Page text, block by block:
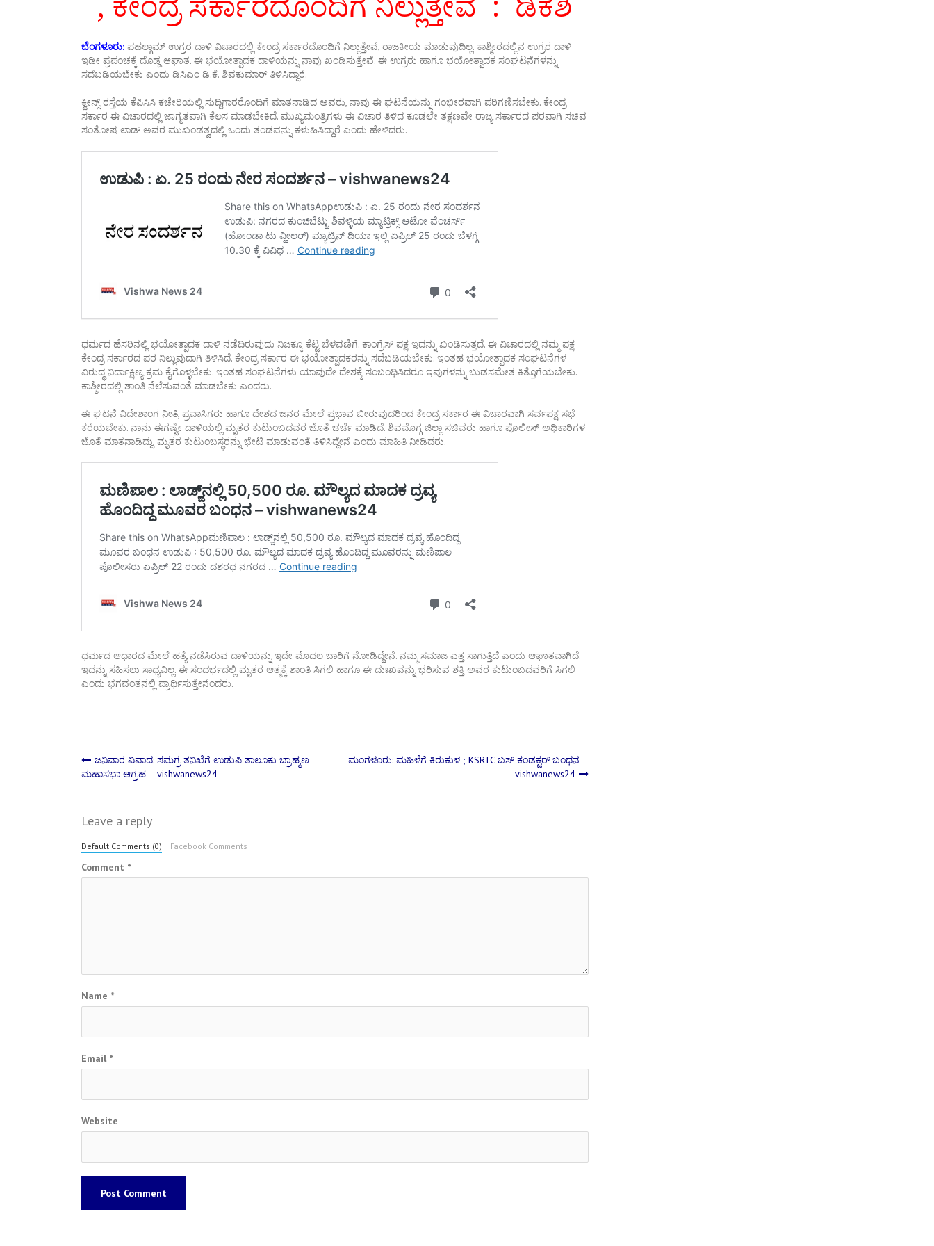
ಬೆಂಗಳೂರು: ಪಹಲ್ಗಾಮ್ ಉಗ್ರರ ದಾಳಿ ವಿಚಾರದಲ್ಲಿ ಕೇಂದ್ರ ಸರ್ಕಾರದೊಂದಿಗೆ ನಿಲ್ಲುತ್ತೇವೆ, ರಾಜಕೀಯ ಮಾಡುವುದಿಲ್ಲ. ಕಾಶ್ಮೀರದಲ್ಲಿನ ಉಗ್ರರ ದಾಳಿ
ಇಡೀ ಪ್ರಪಂಚಕ್ಕೆ ದೊಡ್ಡ ಆಘಾತ. ಈ ಭಯೋತ್ಪಾದಕ ದಾಳಿಯನ್ನು ನಾವು ಖಂಡಿಸುತ್ತೇವೆ. ಈ ಉಗ್ರರು ಹಾಗೂ ಭಯೋತ್ಪಾದಕ ಸಂಘಟನೆಗಳನ್ನು
ಸದೆಬಡಿಯಬೇಕು ಎಂದು ಡಿಸಿಎಂ ಡಿ.ಕೆ. ಶಿವಕುಮಾರ್ ತಿಳಿಸಿದ್ದಾರೆ.
ಕ್ವೀನ್ಸ್ ರಸ್ತೆಯ ಕೆಪಿಸಿಸಿ ಕಚೇರಿಯಲ್ಲಿ ಸುದ್ದಿಗಾರರೊಂದಿಗೆ ಮಾತನಾಡಿದ ಅವರು, ನಾವು ಈ ಘಟನೆಯನ್ನು ಗಂಭೀರವಾಗಿ ಪರಿಗಣಿಸಬೇಕು. ಕೇಂದ್ರ
ಸರ್ಕಾರ ಈ ವಿಚಾರದಲ್ಲಿ ಜಾಗೃತವಾಗಿ ಕೆಲಸ ಮಾಡಬೇಕಿದೆ. ಮುಖ್ಯಮಂತ್ರಿಗಳು ಈ ವಿಚಾರ ತಿಳಿದ ಕೂಡಲೇ ತಕ್ಷಣವೇ ರಾಜ್ಯ ಸರ್ಕಾರದ ಪರವಾಗಿ ಸಚಿವ
ಸಂತೋಷ ಲಾಡ್ ಅವರ ಮುಖಂಡತ್ವದಲ್ಲಿ ಒಂದು ತಂಡವನ್ನು ಕಳುಹಿಸಿದ್ದಾರೆ ಎಂದು ಹೇಳಿದರು.
ಧರ್ಮದ ಹೆಸರಿನಲ್ಲಿ ಭಯೋತ್ಪಾದಕ ದಾಳಿ ನಡೆದಿರುವುದು ನಿಜಕ್ಕೂ ಕೆಟ್ಟ ಬೆಳವಣಿಗೆ. ಕಾಂಗ್ರೆಸ್ ಪಕ್ಷ ಇದನ್ನು ಖಂಡಿಸುತ್ತದೆ. ಈ ವಿಚಾರದಲ್ಲಿ ನಮ್ಮ ಪಕ್ಷ
ಕೇಂದ್ರ ಸರ್ಕಾರದ ಪರ ನಿಲ್ಲುವುದಾಗಿ ತಿಳಿಸಿದೆ. ಕೇಂದ್ರ ಸರ್ಕಾರ ಈ ಭಯೋತ್ಪಾದಕರನ್ನು ಸದೆಬಡಿಯಬೇಕು. ಇಂತಹ ಭಯೋತ್ಪಾದಕ ಸಂಘಟನೆಗಳ
ವಿರುದ್ಧ ನಿರ್ದಾಕ್ಷಿಣ್ಯ ಕ್ರಮ ಕೈಗೊಳ್ಳಬೇಕು. ಇಂತಹ ಸಂಘಟನೆಗಳು ಯಾವುದೇ ದೇಶಕ್ಕೆ ಸಂಬಂಧಿಸಿದರೂ ಇವುಗಳನ್ನು ಬುಡಸಮೇತ ಕಿತ್ತೊಗೆಯಬೇಕು.
ಕಾಶ್ಮೀರದಲ್ಲಿ ಶಾಂತಿ ನೆಲೆಸುವಂತೆ ಮಾಡಬೇಕು ಎಂದರು.
ಈ ಘಟನೆ ವಿದೇಶಾಂಗ ನೀತಿ, ಪ್ರವಾಸಿಗರು ಹಾಗೂ ದೇಶದ ಜನರ ಮೇಲೆ ಪ್ರಭಾವ ಬೀರುವುದರಿಂದ ಕೇಂದ್ರ ಸರ್ಕಾರ ಈ ವಿಚಾರವಾಗಿ ಸರ್ವಪಕ್ಷ ಸಭೆ
ಕರೆಯಬೇಕು. ನಾನು ಈಗಷ್ಟೇ ದಾಳಿಯಲ್ಲಿ ಮೃತರ ಕುಟುಂಬದವರ ಜೊತೆ ಚರ್ಚೆ ಮಾಡಿದೆ. ಶಿವಮೊಗ್ಗ ಜಿಲ್ಲಾ ಸಚಿವರು ಹಾಗೂ ಪೊಲೀಸ್ ಅಧಿಕಾರಿಗಳ
ಜೊತೆ ಮಾತನಾಡಿದ್ದು, ಮೃತರ ಕುಟುಂಬಸ್ಥರನ್ನು ಭೇಟಿ ಮಾಡುವಂತೆ ತಿಳಿಸಿದ್ದೇನೆ ಎಂದು ಮಾಹಿತಿ ನೀಡಿದರು.
ಧರ್ಮದ ಆಧಾರದ ಮೇಲೆ ಹತ್ಯೆ ನಡೆಸಿರುವ ದಾಳಿಯನ್ನು ಇದೇ ಮೊದಲ ಬಾರಿಗೆ ನೋಡಿದ್ದೇನೆ. ನಮ್ಮ ಸಮಾಜ ಎತ್ತ ಸಾಗುತ್ತಿದೆ ಎಂದು ಆಘಾತವಾಗಿದೆ.
ಇದನ್ನು ಸಹಿಸಲು ಸಾಧ್ಯವಿಲ್ಲ. ಈ ಸಂದರ್ಭದಲ್ಲಿ ಮೃತರ ಆತ್ಮಕ್ಕೆ ಶಾಂತಿ ಸಿಗಲಿ ಹಾಗೂ ಈ ದುಃಖವನ್ನು ಭರಿಸುವ ಶಕ್ತಿ ಅವರ ಕುಟುಂಬದವರಿಗೆ ಸಿಗಲಿ
ಎಂದು ಭಗವಂತನಲ್ಲಿ ಪ್ರಾರ್ಥಿಸುತ್ತೇನೆಂದರು.
Post
ಜನಿವಾರ ವಿವಾದ: ಸಮಗ್ರ ತನಿಖೆಗೆ ಉಡುಪಿ ತಾಲೂಕು ಬ್ರಾಹ್ಮಣ
ಮಹಾಸಭಾ ಆಗ್ರಹ – vishwanews24
ಮಂಗಳೂರು: ಮಹಿಳೆಗೆ ಕಿರುಕುಳ ; KSRTC ಬಸ್ ಕಂಡಕ್ಟರ್​ ಬಂಧನ –
vishwanews24
Leave a reply
Default Comments (0) Facebook Comments
Comment *
Name *
Email *
Website